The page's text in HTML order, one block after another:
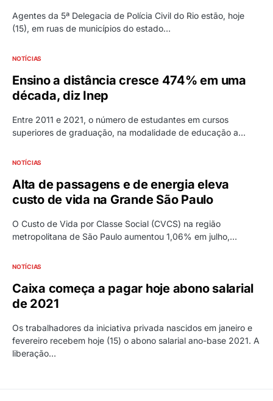
Agentes da 5ª Delegacia de Polícia Civil do Rio estão, hoje
(15), em ruas de municípios do estado…
NOTÍCIAS
Ensino a distância cresce 474% em uma
década, diz Inep
Entre 2011 e 2021, o número de estudantes em cursos
superiores de graduação, na modalidade de educação a…
NOTÍCIAS
Alta de passagens e de energia eleva
custo de vida na Grande São Paulo
O Custo de Vida por Classe Social (CVCS) na região
metropolitana de São Paulo aumentou 1,06% em julho,…
NOTÍCIAS
Caixa começa a pagar hoje abono salarial
de 2021
Os trabalhadores da iniciativa privada nascidos em janeiro e
fevereiro recebem hoje (15) o abono salarial ano-base 2021. A
liberação…